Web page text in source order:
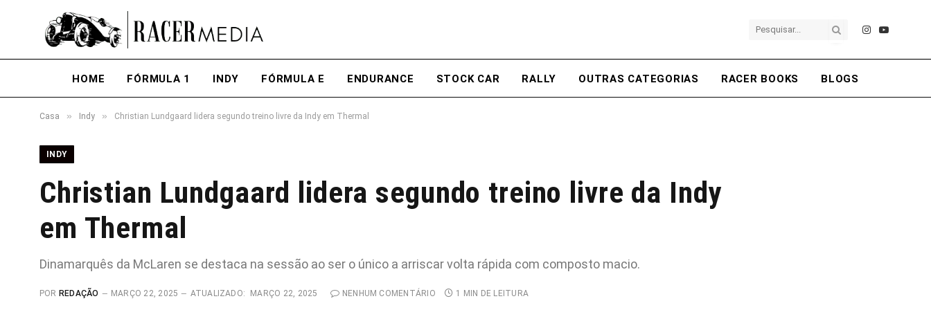
Instagram
YouTube
HOME FÓRMULA 1 INDY FÓRMULA E ENDURANCE STOCK CAR RALLY OUTRAS CATEGORIAS RACER BOOKS BLOGS
Casa » Indy » Christian Lundgaard lidera segundo treino livre da Indy em Thermal
INDY
Christian Lundgaard lidera segundo treino livre da Indy
em Thermal
Dinamarquês da McLaren se destaca na sessão ao ser o único a arriscar volta rápida com composto macio.
POR REDAÇÃO MARÇO 22, 2025 ATUALIZADO: MARÇO 22, 2025 NENHUM COMENTÁRIO 1 MIN DE LEITURA